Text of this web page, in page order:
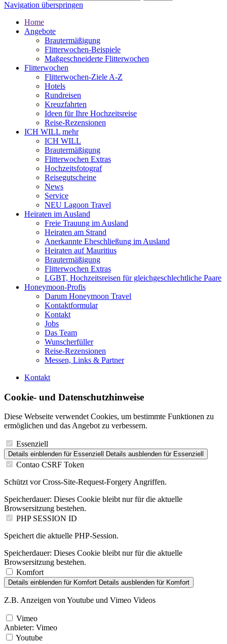
Navigation überspringen
Home
Angebote
Brautermäßigung
Flitterwochen-Beispiele
Maßgeschneiderte Flitterwochen
Flitterwochen
Flitterwochen-Ziele A-Z
Hotels
Rundreisen
Kreuzfahrten
Ideen für Ihre Hochzeitsreise
Reise-Rezensionen
ICH WILL mehr
ICH WILL
Brautermäßigung
Flitterwochen Extras
Hochzeitsfotograf
Reisegutscheine
News
Service
NEU Lagoon Travel
Heiraten im Ausland
Freie Trauung im Ausland
Heiraten am Strand
Anerkannte Eheschließung im Ausland
Heiraten auf Mauritius
Brautermäßigung
Flitterwochen Extras
LGBT, Hochzeitsreisen für gleichgeschlechtliche Paare
Honeymoon-Profis
Darum Honeymoon Travel
Kontaktformular
Kontakt
Jobs
Das Team
Wunscherfüller
Reise-Rezensionen
Messen, Links & Partner
Kontakt
Cookie- und Datenschutzhinweise
Diese Webseite verwendet Cookies, um bestimmte Funktionen zu
ermöglichen und das Angebot zu verbessern.
Essenziell
Details einblenden für Essenziell Details ausblenden für Essenziell
Contao CSRF Token
Schützt vor Cross-Site-Request-Forgery Angriffen.
Speicherdauer: Dieses Cookie bleibt nur für die aktuelle
Browsersitzung bestehen.
PHP SESSION ID
Speichert die aktuelle PHP-Session.
Speicherdauer: Dieses Cookie bleibt nur für die aktuelle
Browsersitzung bestehen.
Komfort
Details einblenden für Komfort Details ausblenden für Komfort
Z.B. Anzeigen von Youtube und Vimeo Videos
Vimeo
Anbieter: Vimeo
Youtube